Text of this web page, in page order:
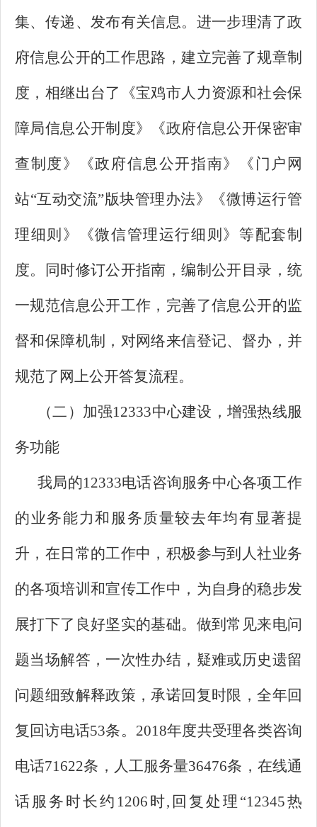
集、传递、发布有关信息。进一步理清了政
府信息公开的工作思路，建立完善了规章制
度，相继出台了《宝鸡市人力资源和社会保
障局信息公开制度》《政府信息公开保密审
查制度》《政府信息公开指南》《门户网
站“互动交流”版块管理办法》《微博运行管
理细则》《微信管理运行细则》等配套制
度。同时修订公开指南，编制公开目录，统
一规范信息公开工作，完善了信息公开的监
督和保障机制，对网络来信登记、督办，并
规范了网上公开答复流程。
（二）加强12333中心建设，增强热线服
务功能
我局的12333电话咨询服务中心各项工作
的业务能力和服务质量较去年均有显著提
升，在日常的工作中，积极参与到人社业务
的各项培训和宣传工作中，为自身的稳步发
展打下了良好坚实的基础。做到常见来电问
题当场解答，一次性办结，疑难或历史遗留
问题细致解释政策，承诺回复时限，全年回
复回访电话53条。2018年度共受理各类咨询
电话71622条，人工服务量36476条，在线通
话服务时长约1206时,回复处理“12345热